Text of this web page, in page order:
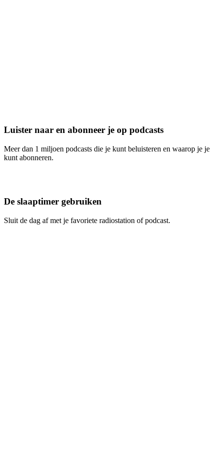
Luister naar en abonneer je op podcasts
Meer dan 1 miljoen podcasts die je kunt beluisteren en waarop je je
kunt abonneren.
De slaaptimer gebruiken
Sluit de dag af met je favoriete radiostation of podcast.